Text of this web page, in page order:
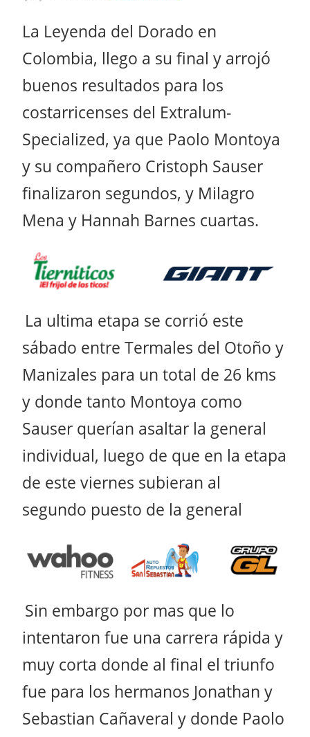
La Leyenda del Dorado en
Colombia, llego a su final y arrojó
buenos resultados para los
costarricenses del Extralum-
Specialized, ya que Paolo Montoya
y su compañero Cristoph Sauser
finalizaron segundos, y Milagro
Mena y Hannah Barnes cuartas.
La ultima etapa se corrió este
sábado entre Termales del Otoño y
Manizales para un total de 26 kms
y donde tanto Montoya como
Sauser querían asaltar la general
individual, luego de que en la etapa
de este viernes subieran al
segundo puesto de la general
Sin embargo por mas que lo
intentaron fue una carrera rápida y
muy corta donde al final el triunfo
fue para los hermanos Jonathan y
Sebastian Cañaveral y donde Paolo